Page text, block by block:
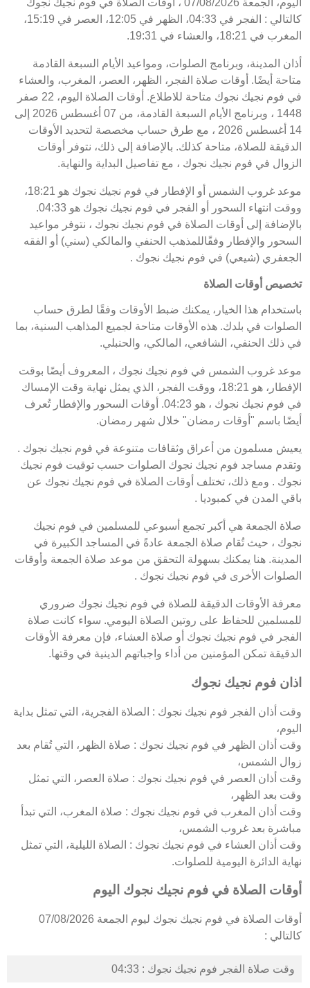
اليوم، الجمعة 07/08/2026 ، أوقات الصلاة في فوم نجيك نجوك
كالتالي : الفجر في 04:33، الظهر في 12:05، العصر في 15:19،
المغرب في 18:21، والعشاء في 19:31.
أذان المدينة، وبرنامج الصلوات، ومواعيد الأيام السبعة القادمة
متاحة أيضًا. أوقات صلاة الفجر، الظهر، العصر، المغرب، والعشاء
في فوم نجيك نجوك متاحة للاطلاع. أوقات الصلاة اليوم، 22 صفر
1448 ، وبرنامج الأيام السبعة القادمة، من 07 أغسطس 2026 إلى
14 أغسطس 2026 ، مع طرق حساب مخصصة لتحديد الأوقات
الدقيقة للصلاة، متاحة كذلك. بالإضافة إلى ذلك، نتوفر أوقات
الزوال في فوم نجيك نجوك ، مع تفاصيل البداية والنهاية.
موعد غروب الشمس أو الإفطار في فوم نجيك نجوك هو 18:21،
ووقت انتهاء السحور أو الفجر في فوم نجيك نجوك هو 04:33.
بالإضافة إلى أوقات الصلاة في فوم نجيك نجوك ، نتوفر مواعيد
السحور والإفطار وفقًاللمذهب الحنفي والمالكي (سني) أو الفقه
الجعفري (شيعي) في فوم نجيك نجوك .
تخصيص أوقات الصلاة
باستخدام هذا الخيار، يمكنك ضبط الأوقات وفقًا لطرق حساب
الصلوات في بلدك. هذه الأوقات متاحة لجميع المذاهب السنية، بما
في ذلك الحنفي، الشافعي، المالكي، والحنبلي.
موعد غروب الشمس في فوم نجيك نجوك ، المعروف أيضًا بوقت
الإفطار، هو 18:21، ووقت الفجر، الذي يمثل نهاية وقت الإمساك
في فوم نجيك نجوك ، هو 04:23. أوقات السحور والإفطار تُعرف
أيضًا باسم "أوقات رمضان" خلال شهر رمضان.
يعيش مسلمون من أعراق وثقافات متنوعة في فوم نجيك نجوك .
وتقدم مساجد فوم نجيك نجوك الصلوات حسب توقيت فوم نجيك
نجوك . ومع ذلك، تختلف أوقات الصلاة في فوم نجيك نجوك عن
باقي المدن في كمبوديا .
صلاة الجمعة هي أكبر تجمع أسبوعي للمسلمين في فوم نجيك
نجوك ، حيث تُقام صلاة الجمعة عادةً في المساجد الكبيرة في
المدينة. هنا يمكنك بسهولة التحقق من موعد صلاة الجمعة وأوقات
الصلوات الأخرى في فوم نجيك نجوك .
معرفة الأوقات الدقيقة للصلاة في فوم نجيك نجوك ضروري
للمسلمين للحفاظ على روتين الصلاة اليومي. سواء كانت صلاة
الفجر في فوم نجيك نجوك أو صلاة العشاء، فإن معرفة الأوقات
الدقيقة تمكن المؤمنين من أداء واجباتهم الدينية في وقتها.
اذان فوم نجيك نجوك
وقت أذان الفجر فوم نجيك نجوك : الصلاة الفجرية، التي تمثل بداية
اليوم،
وقت أذان الظهر في فوم نجيك نجوك : صلاة الظهر، التي تُقام بعد
زوال الشمس،
وقت أذان العصر في فوم نجيك نجوك : صلاة العصر، التي تمثل
وقت بعد الظهر،
وقت أذان المغرب في فوم نجيك نجوك : صلاة المغرب، التي تبدأ
مباشرة بعد غروب الشمس،
وقت أذان العشاء في فوم نجيك نجوك : الصلاة الليلية، التي تمثل
نهاية الدائرة اليومية للصلوات.
أوقات الصلاة في فوم نجيك نجوك اليوم
أوقات الصلاة في فوم نجيك نجوك ليوم الجمعة 07/08/2026
كالتالي :
وقت صلاة الفجر فوم نجيك نجوك : 04:33